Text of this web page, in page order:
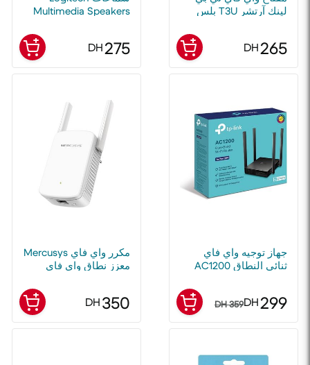
لينك آرتشر T3U بلس
265
DH
Multimedia Speakers
275
DH
جهاز توجيه واي فاي
ثنائي النطاق AC1200
299
DH
359 DH
مكرر واي فاي Mercusys
معزز نطاق واي فاي
350
DH